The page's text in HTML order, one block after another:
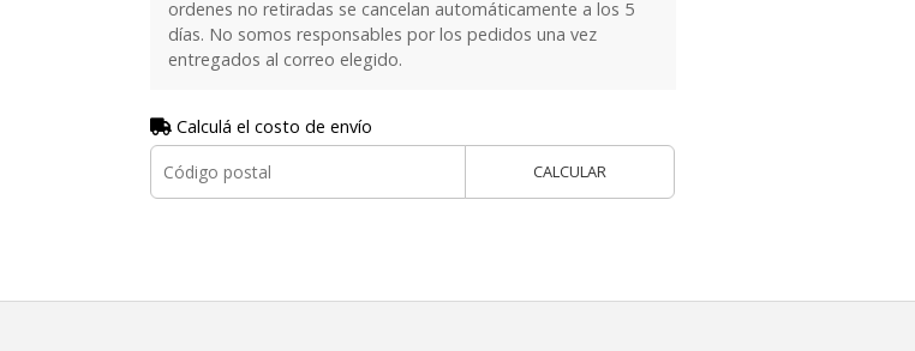
ordenes no retiradas se cancelan automáticamente a los 5
días. No somos responsables por los pedidos una vez
entregados al correo elegido.
Calculá el costo de envío
CALCULAR